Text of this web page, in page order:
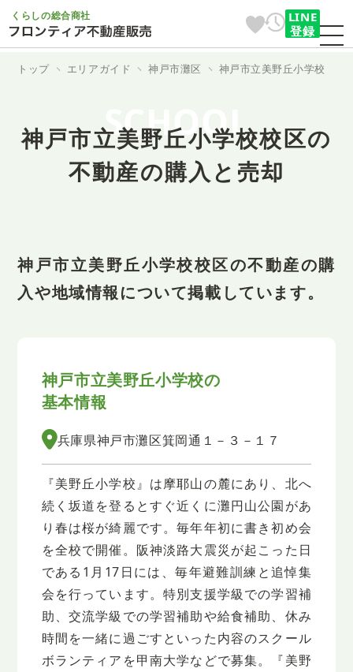
くらしの総合商社
LINE
登録
トップ エリアガイド 神戸市灘区 神戸市立美野丘小学校
SCHOOL
神戸市立美野丘小学校校区の
不動産の購入と売却
神戸市立美野丘小学校校区の不動産の購
入や地域情報について掲載しています。
神戸市立美野丘小学校の
基本情報
兵庫県神戸市灘区箕岡通１－３－１７
『美野丘小学校』は摩耶山の麓にあり、北へ
続く坂道を登るとすぐ近くに灘円山公園があ
り春は桜が綺麗です。毎年年初に書き初め会
を全校で開催。阪神淡路大震災が起こった日
である1月17日には、毎年避難訓練と追悼集
会を行っています。特別支援学級での学習補
助、交流学級での学習補助や給食補助、休み
時間を一緒に過ごすといった内容のスクール
ボランティアを甲南大学などで募集。『美野